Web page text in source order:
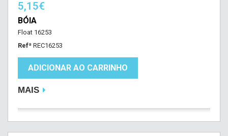
5,15€
BÓIA
Float 16253
Refª REC16253
ADICIONAR AO CARRINHO
MAIS